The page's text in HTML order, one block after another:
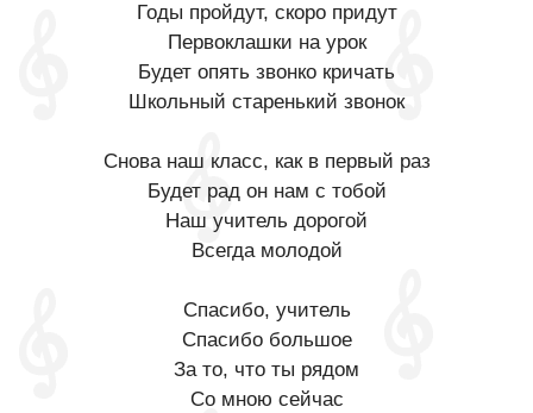
Годы пройдут, скоро придут
Первоклашки на урок
Будет опять звонко кричать
Школьный старенький звонок
Снова наш класс, как в первый раз
Будет рад он нам с тобой
Наш учитель дорогой
Всегда молодой
Спасибо, учитель
Спасибо большое
За то, что ты рядом
Со мною сейчас